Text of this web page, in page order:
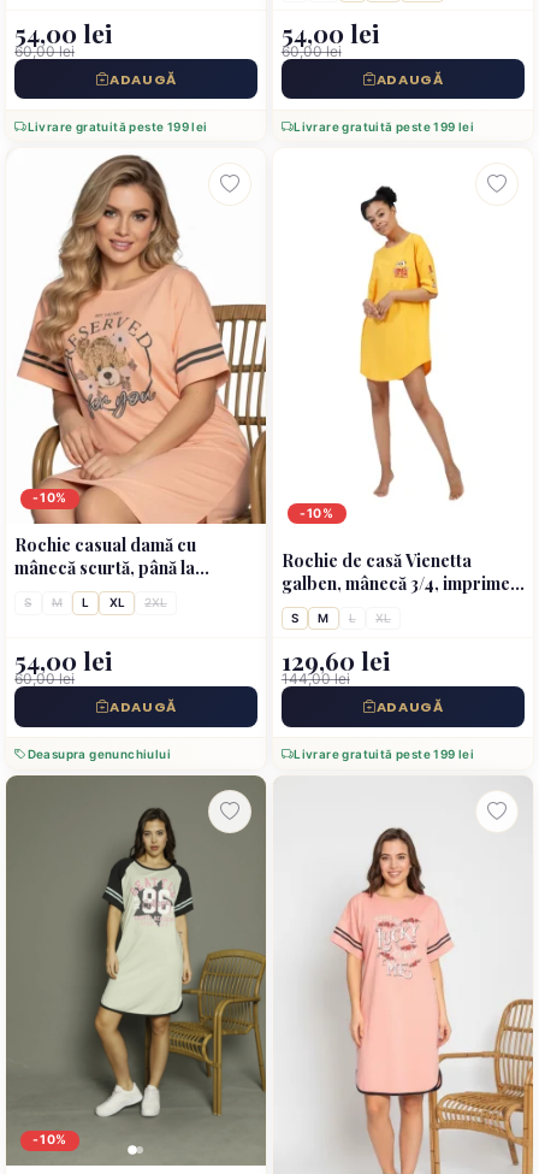
54,00 lei
60,00 lei
ADAUGĂ
Livrare gratuită peste 199 lei
54,00 lei
60,00 lei
ADAUGĂ
Livrare gratuită peste 199 lei
-10%
Rochie casual damă cu
mânecă scurtă, până la
genunchi, imprimeu ursulet,
portocaliu
S M L XL 2XL
54,00 lei
60,00 lei
ADAUGĂ
Deasupra genunchiului
-10%
Rochie de casă Vienetta
galben, mânecă 3/4, imprimeu
„Smile to the world”
S M L XL
129,60 lei
144,00 lei
ADAUGĂ
Livrare gratuită peste 199 lei
-10%